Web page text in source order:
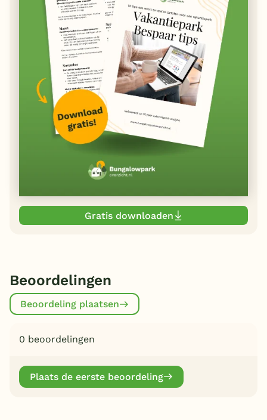
Gratis downloaden
Beoordelingen
Beoordeling plaatsen
0 beoordelingen
Plaats de eerste beoordeling